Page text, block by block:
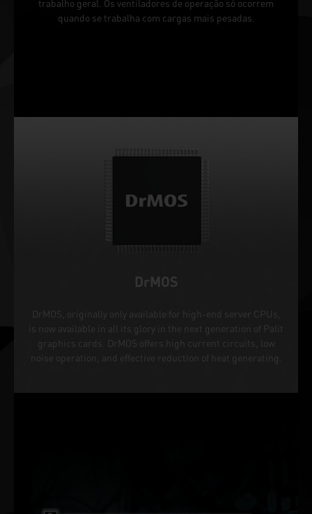
trabalho geral. Os ventiladores de operação só ocorrem
quando se trabalha com cargas mais pesadas.
DrMOS
DrMOS, originally only available for high-end server CPUs,
is now available in all its glory in the next generation of Palit
graphics cards. DrMOS offers high current circuits, low
noise operation, and effective reduction of heat generating.